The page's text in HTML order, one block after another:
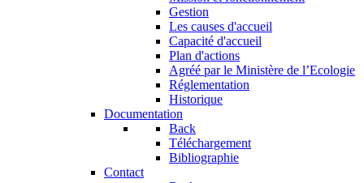
Gestion
Les causes d'accueil
Capacité d'accueil
Plan d'actions
Agréé par le Ministère de l’Ecologie
Réglementation
Historique
Documentation
Back
Téléchargement
Bibliographie
Contact